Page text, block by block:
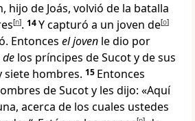
hijo de Joás, volvió de la batalla
[n]. 14Y capturó a un joven de[o]
Entonces el joven le dio por
los príncipes de Sucot y de sus
siete hombres. 15 Entonces
de Sucot y les dijo: «Aquí
acerca de los cuales ustedes